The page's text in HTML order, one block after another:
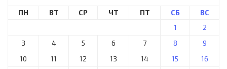
ПН ВТ СР ЧТ ПТ СБ
ВС
1
2
3
4 5 6 7 8
9
10
11 12 13 14 15
16